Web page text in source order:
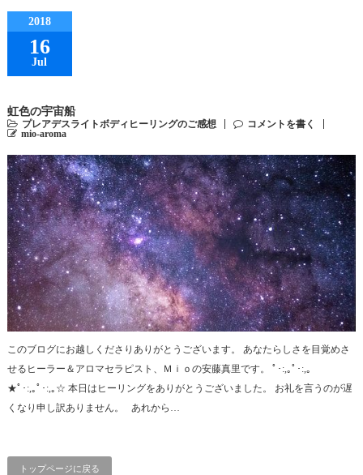
2018
16
Jul
虹色の宇宙船
プレアデスライトボディヒーリングのご感想
コメントを書く
mio-aroma
このブログにお越しくださりありがとうございます。 あなたらしさを目覚めさ
せるヒーラー＆アロマセラピスト、Ｍｉｏの安藤真里です。 ﾟ･:,｡ﾟ･:,｡
★ﾟ･:,｡ﾟ･:,｡☆ 本日はヒーリングをありがとうございました。 お礼を言うのが遅
くなり申し訳ありません。 あれから…
トップページに戻る